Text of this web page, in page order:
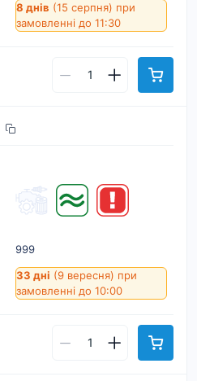
8 днів (15 серпня) при
замовленні до 11:30
999
33 дні (9 вересня) при
замовленні до 10:00